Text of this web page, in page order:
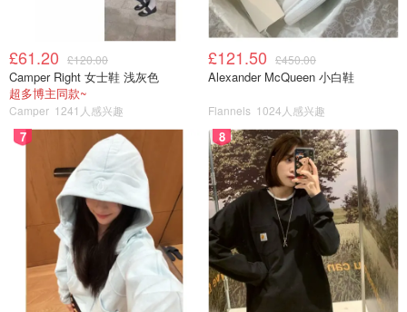
£61.20 £120.00
Camper Right 女士鞋 浅灰色
超多博主同款~
Camper 1241人感兴趣
£121.50 £450.00
Alexander McQueen 小白鞋
Flannels 1024人感兴趣
7 8